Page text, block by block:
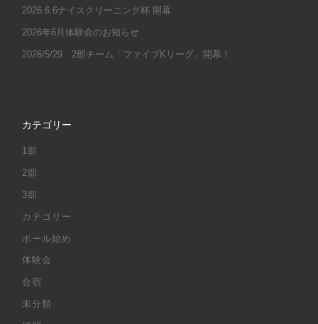
2026.6.6ナイスクリーニング杯 開幕
2026年6月体験会のお知らせ
2026/5/29 2部チーム「ファイブKリーグ」開幕！
カテゴリー
1部
2部
3部
カテゴリー
ボール始め
体験会
合宿
未分類